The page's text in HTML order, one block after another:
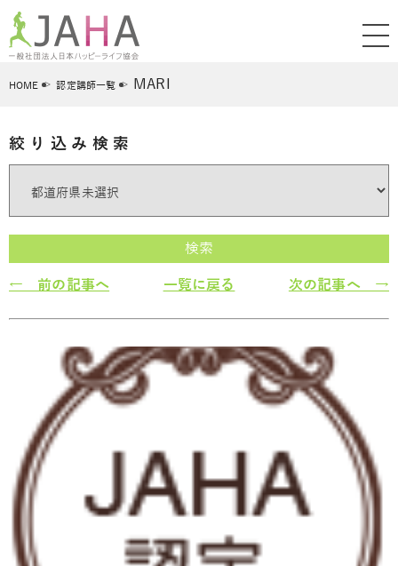
HOME 認定講師一覧 MARI
絞り込み検索
検索
← 前の記事へ 一覧に戻る 次の記事へ →